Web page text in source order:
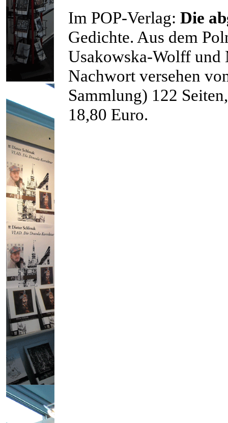
Im POP-Verlag: Die
Gedichte. Aus dem
Usakowska-Wolff
Nachwort versehen
Sammlung) 122
18,80 Euro.